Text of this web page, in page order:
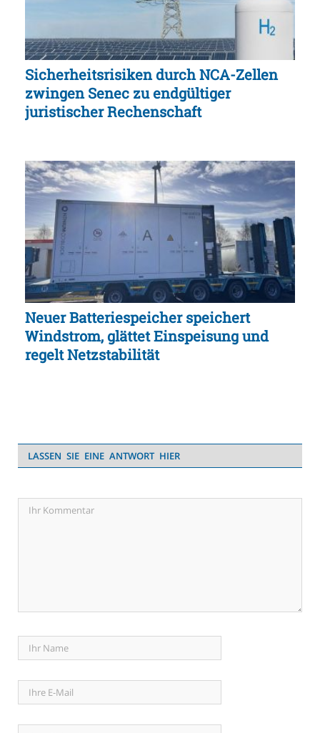
Sicherheitsrisiken durch NCA-Zellen
zwingen Senec zu endgültiger
juristischer Rechenschaft
Neuer Batteriespeicher speichert
Windstrom, glättet Einspeisung und
regelt Netzstabilität
LASSEN SIE EINE ANTWORT HIER